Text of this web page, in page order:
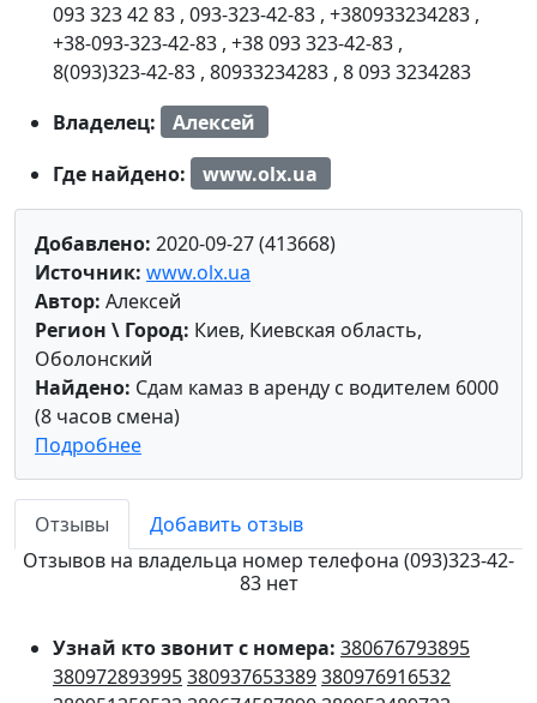
093 323 42 83 , 093-323-42-83 , +380933234283 ,
+38-093-323-42-83 , +38 093 323-42-83 ,
8(093)323-42-83 , 80933234283 , 8 093 3234283
Владелец:
Алексей
Где найдено:
www.olx.ua
Добавлено: 2020-09-27 (413668)
Источник: www.olx.ua
Автор: Алексей
Регион \ Город: Киев, Киевская область,
Оболонский
Найдено: Сдам камаз в аренду с водителем 6000
(8 часов смена)
Подробнее
Отзывы
Добавить отзыв
Отзывов на владельца номер телефона (093)323-42-
83 нет
Узнай кто звонит с номера: 380676793895
380972893995380937653389380976916532